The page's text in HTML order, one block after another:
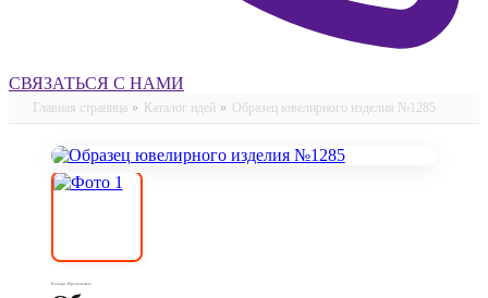
СВЯЗАТЬСЯ С НАМИ
Главная страница » Каталог идей » Образец ювелирного изделия №1285
Кольца обручальные